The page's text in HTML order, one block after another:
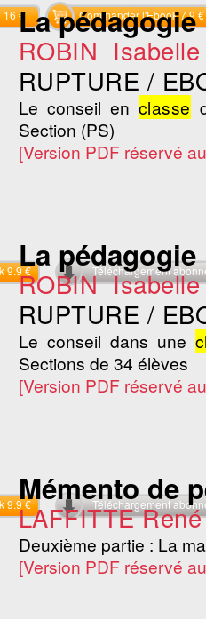
16 € Commander l'Ebook 7.9 €
La
ROBIN Isabelle
RUPTURE /
Le conseil en classe
Section (PS)
[Version PDF réservé
9.9 € Téléchargement
La
ROBIN Isabelle
RUPTURE /
Le conseil dans une
Sections de 34 élèves
[Version PDF réservé
9.9 € Téléchargement
Mémento de
LAFFITTE René
Deuxième partie : La
[Version PDF réservé